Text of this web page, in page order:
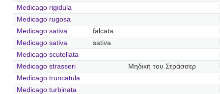
Medicago rigidula
Medicago rugosa
Medicago sativa
falcata
Medicago sativa
sativa
Medicago scutellata
Medicago strasseri
Μηδική του Στράσσερ
Medicago truncatula
Medicago turbinata